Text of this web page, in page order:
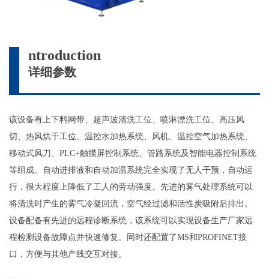
Introduction
详细参数
该设备有上下料网带、超声波清洗工位、喷淋漂洗工位、高压风
切、热风烘干工位、温控水加热系统、风机、温控空气加热系统、
移动式风刀、PLC+触摸屏控制系统、管路系统及智能电器控制系统
等组成。自动进排液和自动加温系统完全实现了无人干预，自动运
行，很大程度上降低了工人的劳动强度。先进的雾气处理系统可以
将清洗时产生的雾气冷凝回流，空气经过滤和活性炭吸附后排出。
设备配备有先进的远程诊断系统，该系统可以实现设备生产厂家远
程检测设备故障点并快速修复。同时还配置了MS和PROFINET接
口，方便与其他产线交互对接。